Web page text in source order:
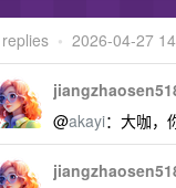
• 2026-04-27
@akayi：大咖，